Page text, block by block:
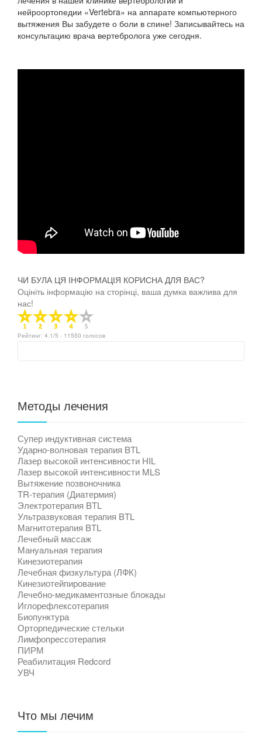
нейроортопедии «Vertebra» на аппарате компьютерного
вытяжения Вы забудете о боли в спине! Записывайтесь на
консультацию врача вертебролога уже сегодня.
ЧИ БУЛА ЦЯ ІНФОРМАЦІЯ КОРИСНА ДЛЯ ВАС?
Оцініть інформацію на сторінці, ваша думка важлива для
нас!
Рейтинг: 4.1/5 - 11550 голосов
Методы лечения
Супер индуктивная система
Ударно-волновая терапия BTL
Лазер высокой интенсивности HIL
Лазер высокой интенсивности MLS
Вытяжение позвоночника
TR-терапия (Диатермия)
Электротерапия BTL
Ультразвуковая терапия BTL
Магнитотерапия BTL
Лечебный массаж
Мануальная терапия
Кинезиотерапия
Лечебная физкультура (ЛФК)
Кинезиотейпирование
Лечебно-медикаментозные блокады
Иглорефлексотерапия
Биопунктура
Орторпедические стельки
Лимфопрессотерапия
ПИРМ
Реабилитация Redcord
УВЧ
Что мы лечим